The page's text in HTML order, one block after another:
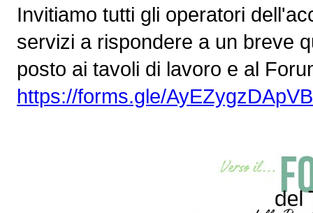
Invitiamo tutti gli operatori
servizi a rispondere a un breve
posto ai tavoli di lavoro e al
https://forms.gle/